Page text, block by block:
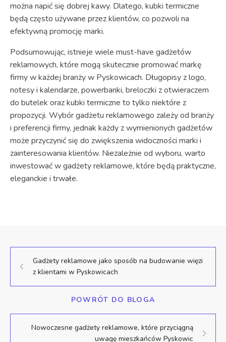
można napić się dobrej kawy. Dlatego, kubki termiczne
będą często używane przez klientów, co pozwoli na
efektywną promocję marki.
Podsumowując, istnieje wiele must-have gadżetów
reklamowych, które mogą skutecznie promować markę
firmy w każdej branży w Pyskowicach. Długopisy z logo,
notesy i kalendarze, powerbanki, breloczki z otwieraczem
do butelek oraz kubki termiczne to tylko niektóre z
propozycji. Wybór gadżetu reklamowego zależy od branży
i preferencji firmy, jednak każdy z wymienionych gadżetów
może przyczynić się do zwiększenia widoczności marki i
zainteresowania klientów. Niezależnie od wyboru, warto
inwestować w gadżety reklamowe, które będą praktyczne,
eleganckie i trwałe.
Gadżety reklamowe jako sposób na budowanie więzi
z klientami w Pyskowicach
POWRÓT DO BLOGA
Nowoczesne gadżety reklamowe, które przyciągną
uwagę mieszkańców Pyskowic